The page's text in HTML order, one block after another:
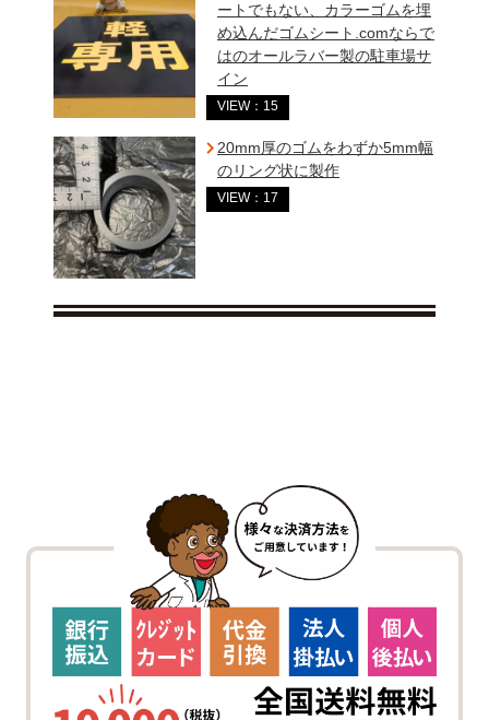
ートでもない、カラーゴムを埋
め込んだゴムシート.comならで
はのオールラバー製の駐車場サ
イン
VIEW：15
20mm厚のゴムをわずか5mm幅
のリング状に製作
VIEW：17